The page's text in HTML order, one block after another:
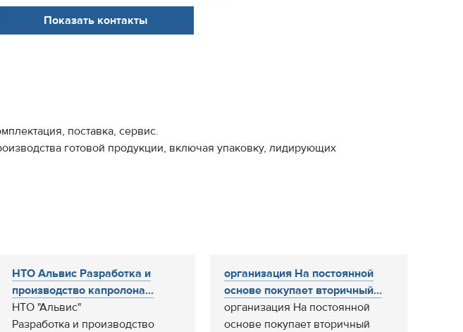
Показать контакты
поставка, сервис.
готовой продукции, включая упаковку, лидирующих
НТО Альвис Разработка и
производство капролона...
НТО "Альвис"
Разработка и производство
организация На постоянной
основе покупает вторичный...
организация На постоянной
основе покупает вторичный